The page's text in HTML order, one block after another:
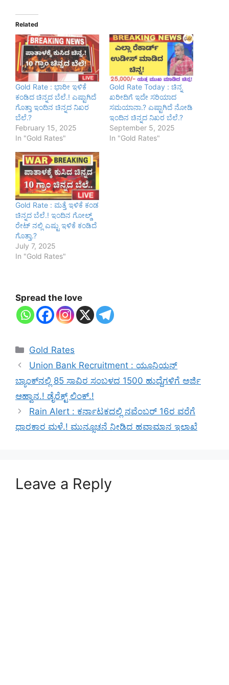
Related
Gold Rate : ಭಾರೀ ಇಳಿಕೆ
ಕಂಡಿದ ಚಿನ್ನದ ಬೆಲೆ.! ಎಷ್ಟಾಗಿದೆ
ಗೊತ್ತಾ ಇಂದಿನ ಚಿನ್ನದ ನಿಖರ
ಬೆಲೆ.?
February 15, 2025
In "Gold Rates"
Gold Rate Today : ಚಿನ್ನ
ಖರೀದಿಗೆ ಇದೇ ಸರಿಯಾದ
ಸಮಯಾನಾ.? ಎಷ್ಟಾಗಿದೆ ನೋಡಿ
ಇಂದಿನ ಚಿನ್ನದ ನಿಖರ ಬೆಲೆ.?
September 5, 2025
In "Gold Rates"
Gold Rate : ಮತ್ತೆ ಇಳಿಕೆ ಕಂಡ
ಚಿನ್ನದ ಬೆಲೆ.! ಇಂದಿನ ಗೋಲ್ಡ್
ರೇಟ್ ನಲ್ಲಿ ಎಷ್ಟು ಇಳಿಕೆ ಕಂಡಿದೆ
ಗೊತ್ತಾ.?
July 7, 2025
In "Gold Rates"
Spread the love
Categories
Gold Rates
Union Bank Recruitment : ಯೂನಿಯನ್
ಬ್ಯಾಂಕ್‌ನಲ್ಲಿ 85 ಸಾವಿರ ಸಂಬಳದ 1500 ಹುದ್ದೆಗಳಿಗೆ ಅರ್ಜಿ
ಆಹ್ವಾನ.! ಡೈರೆಕ್ಟ್ ಲಿಂಕ್.!
Rain Alert : ಕರ್ನಾಟಕದಲ್ಲಿ ನವೆಂಬರ್‌ 16ರ ವರೆಗೆ
ಧಾರಕಾರ ಮಳೆ.! ಮುನ್ಸೂಚನೆ ನೀಡಿದ ಹವಾಮಾನ ಇಲಾಖೆ
Leave a Reply